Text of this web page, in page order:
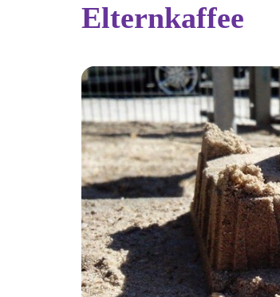
Elternkaffee